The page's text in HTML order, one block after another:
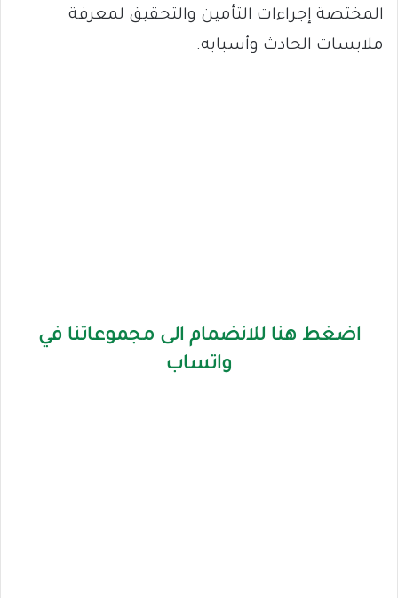
المختصة إجراءات التأمين والتحقيق لمعرفة
ملابسات الحادث وأسبابه.
اضغط هنا للانضمام الى مجموعاتنا في
واتساب